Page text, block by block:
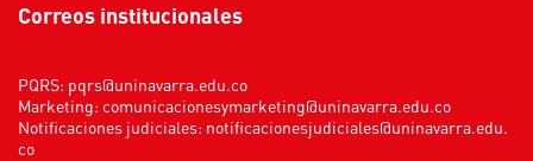
Correos institucionales
PQRS: pqrs@uninavarra.edu.co
Marketing: comunicacionesymarketing@uninavarra.edu.co
Notificaciones judiciales: notificacionesjudiciales@uninavarra.edu.
co